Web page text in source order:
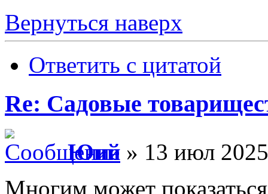
Вернуться наверх
Ответить с цитатой
Re: Садовые
Юий » 13 июл
Многим может